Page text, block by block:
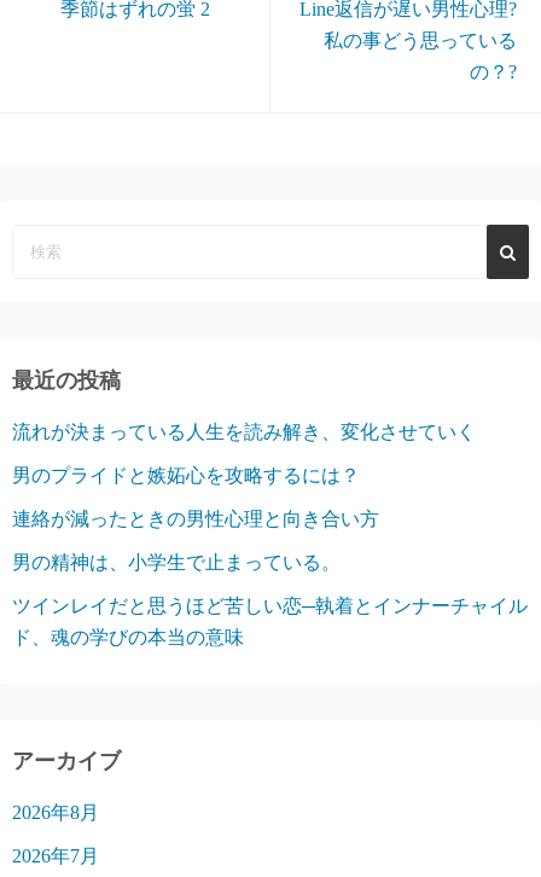
季節はずれの蛍 2
Line返信が遅い男性心理?
私の事どう思っている
の？?
最近の投稿
流れが決まっている人生を読み解き、変化させていく
男のプライドと嫉妬心を攻略するには？
連絡が減ったときの男性心理と向き合い方
男の精神は、小学生で止まっている。
ツインレイだと思うほど苦しい恋─執着とインナーチャイル
ド、魂の学びの本当の意味
アーカイブ
2026年8月
2026年7月